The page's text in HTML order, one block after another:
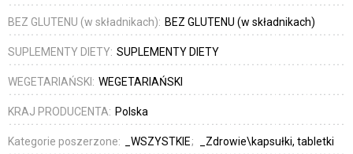
BEZ GLUTENU (w składnikach): BEZ GLUTENU (w składnikach)
SUPLEMENTY DIETY: SUPLEMENTY DIETY
WEGETARIAŃSKI: WEGETARIAŃSKI
KRAJ PRODUCENTA: Polska
Kategorie poszerzone: _WSZYSTKIE _Zdrowie\kapsułki, tabletki